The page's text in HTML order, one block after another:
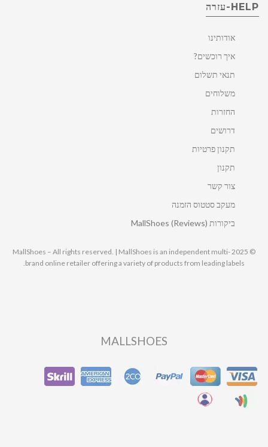
HELP-עזרה
אודותינו
איך רוכשים?
תנאי תשלום
משלוחים
החזרות
דרושים
תקנון פרטיות
תקנון
צור קשר
מעקב סטטוס הזמנה
ביקורות MallShoes (Reviews)
© 2025 MallShoes – All rights reserved. | MallShoes is an independent multi-
brand online retailer offering a variety of products from leading labels.
MALLSHOES